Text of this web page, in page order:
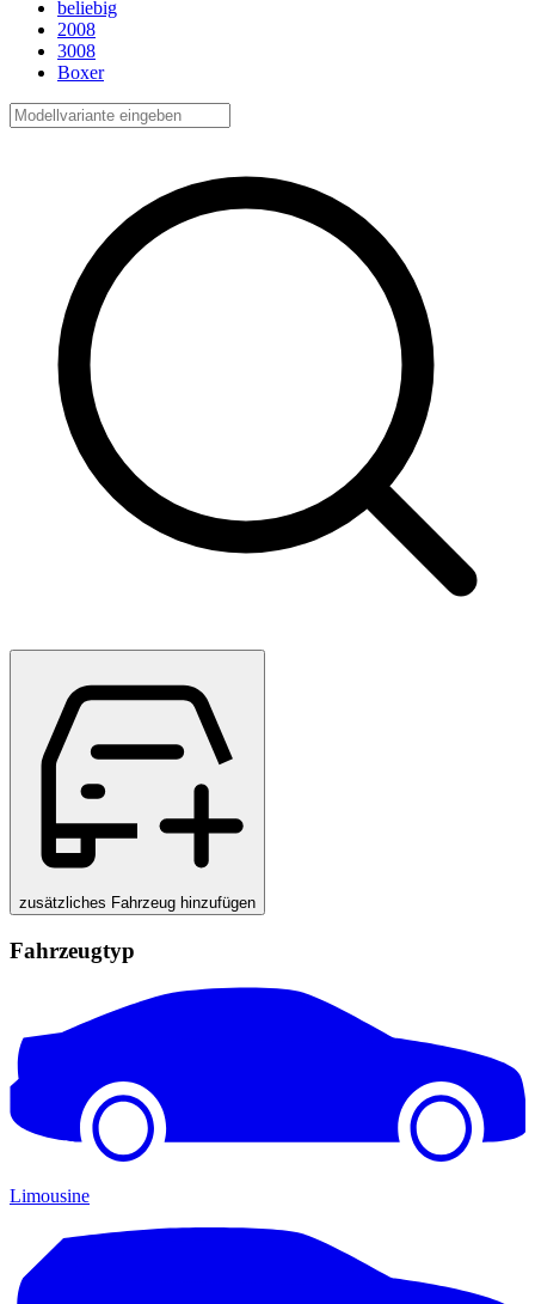
beliebig
2008
3008
Boxer
zusätzliches Fahrzeug hinzufügen
Fahrzeugtyp
Limousine